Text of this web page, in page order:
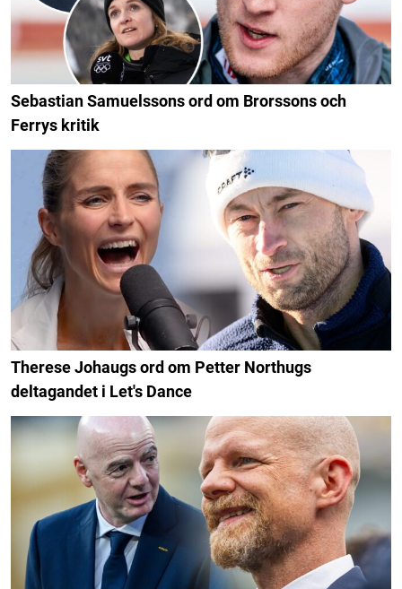
Sebastian Samuelssons ord om Brorssons och
Ferrys kritik
Therese Johaugs ord om Petter Northugs
deltagandet i Let's Dance